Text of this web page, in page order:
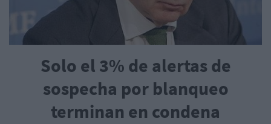
Solo el 3% de alertas de
sospecha por blanqueo
terminan en condena